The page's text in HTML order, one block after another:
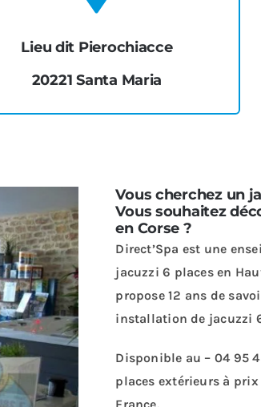
Lieu dit Pierochiacce
20221 Santa Maria
Vous cherchez un
Vous souhaitez
en Corse ?
Direct’Spa est une
jacuzzi 6 places en
propose 12 ans de
installation de jacuzzi
Disponible au – 04 95
places extérieurs à